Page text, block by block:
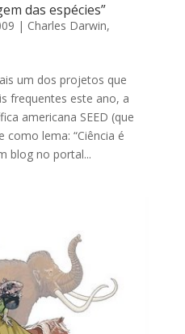
das espécies”
| Charles Darwin,
um dos projetos que
frequentes este ano, a
americana SEED (que
lema: “Ciência é
blog no portal...